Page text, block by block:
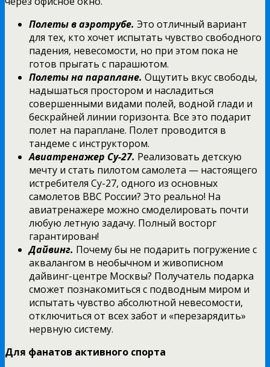
Полеты в аэротрубе. Это отличный вариант
для тех, кто хочет испытать чувство свободного
падения, невесомости, но при этом пока не
готов прыгать с парашютом.
Полеты на параплане. Ощутить вкус свободы,
надышаться простором и насладиться
совершенными видами полей, водной глади и
бескрайней линии горизонта. Все это подарит
полет на параплане. Полет проводится в
тандеме с инструктором.
Авиатренажер Су-27. Реализовать детскую
мечту и стать пилотом самолета — настоящего
истребителя Су-27, одного из основных
самолетов ВВС России? Это реально! На
авиатренажере можно смоделировать почти
любую летную задачу. Полный восторг
гарантирован!
Дайвинг. Почему бы не подарить погружение с
аквалангом в необычном и живописном
дайвинг-центре Москвы? Получатель подарка
сможет познакомиться с подводным миром и
испытать чувство абсолютной невесомости,
отключиться от всех забот и «перезарядить»
нервную систему.
Для фанатов активного спорта